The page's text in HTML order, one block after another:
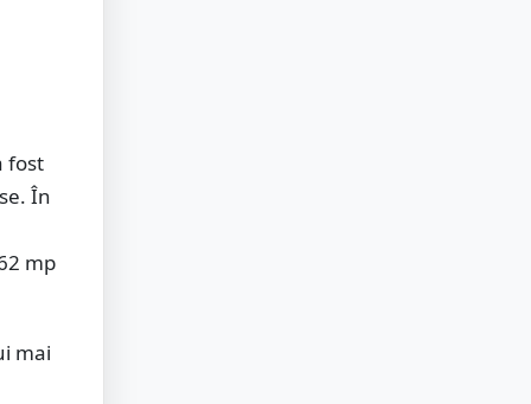
fost
În
mp
mai